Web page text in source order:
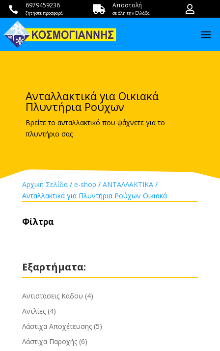
 6979459236
ζητήστε προσφορά  Αποστολή
σε όλη την Ελλάδα 
Ανταλλακτικά για Οικιακά
Πλυντήρια Ρούχων
Βρείτε το ανταλλακτικό που ψάχνετε για το
πλυντήριο σας
Αρχική Σελίδα/ e-shop / ΑΝΤΑΛΛΑΚΤΙΚΑ/
Ανταλλακτικά για Πλυντήρια Ρούχων Οικιακά
Φίλτρα
Εξαρτήματα:
Αντιστάσεις Κάδου (4)
Αντλίες (4)
Λάστιχα Αποχέτευσης (5)
Λάστιχα Παροχής (6)